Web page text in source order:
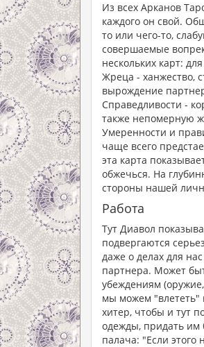
Из всех Арканов
каждого он свой.
то или чего-то,
совершаемые
нескольких карт:
Жреца - ханжество,
вырождение
Справедливости -
также непомерную
Умеренности и
чаще всего
эта карта
обжечься. На
стороны нашей
Работа
Тут Диавол
подвергаются
даже о делах для
партнера. Может
убеждениям
мы можем "влететь"
хитер, чтобы и тут
одежды, придать им
палача: "Если этого